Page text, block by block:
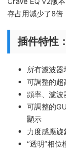
存占用減少了8倍
插件特性：
所有濾波
可調整的超
頻率、濾波
可調整的
顯示
力度感應旋
“透明”相